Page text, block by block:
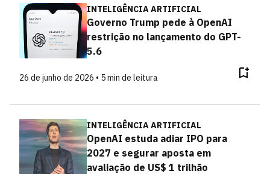
INTELIGÊNCIA ARTIFICIAL
Governo Trump pede à OpenAI
restrição no lançamento do GPT-
5.6
26 de junho de 2026 • 5 min de leitura
INTELIGÊNCIA ARTIFICIAL
OpenAI estuda adiar IPO para
2027 e segurar aposta em
avaliação de US$ 1 trilhão